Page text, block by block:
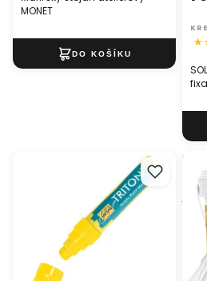
MONET
SOLO GOYA TRITON Akrylová
3D